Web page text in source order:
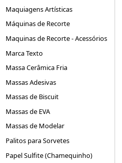
Maquiagens Artísticas
Máquinas de Recorte
Maquinas de Recorte - Acessórios
Marca Texto
Massa Cerâmica Fria
Massas Adesivas
Massas de Biscuit
Massas de EVA
Massas de Modelar
Palitos para Sorvetes
Papel Sulfite (Chamequinho)